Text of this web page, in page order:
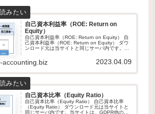
自己資本利益率（ROE: Return on
Equity）
自己資本利益率（ROE: Return on Equity） 自
己資本利益率（ROE: Return on Equity） ダウ
ンロード元は当サイトと同じサーバ内です。当
て運営されています。ダウン...
accounting.biz 2023.04.09
自己資本比率（Equity Ratio）
自己資本比率（Equity Ratio） 自己資本比率
（Equity Ratio） ダウンロード元は当サイトと
同じサーバ内です。当サイトは、GDPR他のセ